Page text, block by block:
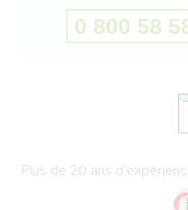
Plus de 20 ans